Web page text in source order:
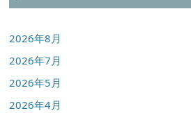
2026年8月
2026年7月
2026年5月
2026年4月